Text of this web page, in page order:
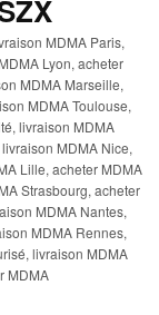
MDMA Paris,
Lyon, acheter
MDMA Marseille,
MDMA Toulouse,
livraison MDMA
MDMA Nice,
Lille, acheter MDMA
Strasbourg, acheter
MDMA Nantes,
MDMA Rennes,
livraison MDMA
MDMA